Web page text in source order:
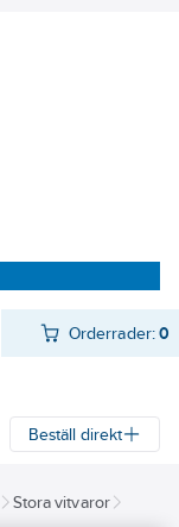
Orderrader:0
Beställ direkt
Stora vitvaror